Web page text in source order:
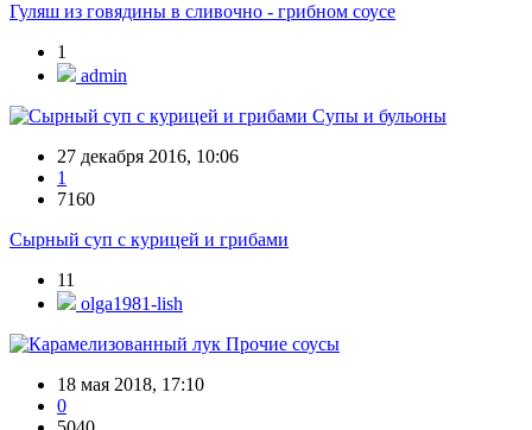
Гуляш из говядины в сливочно - грибном соусе
1
admin
Супы и бульоны
27 декабря 2016, 10:06
1
7160
Сырный суп с курицей и грибами
11
olga1981-lish
Прочие соусы
18 мая 2018, 17:10
0